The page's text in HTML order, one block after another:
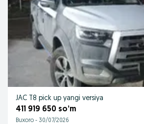
JAC T8 pick up yangi versiya
411 919 650 so’m
Buxoro - 30/07/2026